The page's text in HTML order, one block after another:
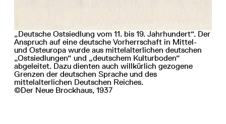
„Deutsche Ostsiedlung vom 11. bis 19. Jahrhundert“. Der
Anspruch auf eine deutsche Vorherrschaft in Mittel-
und Osteuropa wurde aus mittelalterlichen deutschen
„Ostsiedlungen“ und „deutschem Kulturboden“
abgeleitet. Dazu dienten auch willkürlich gezogene
Grenzen der deutschen Sprache und des
mittelalterlichen Deutschen Reiches.
©Der Neue Brockhaus, 1937